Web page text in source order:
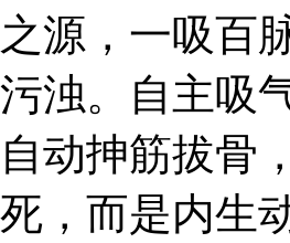
之源，一吸百
污浊。自主吸
自动抻筋拔骨
死，而是内生